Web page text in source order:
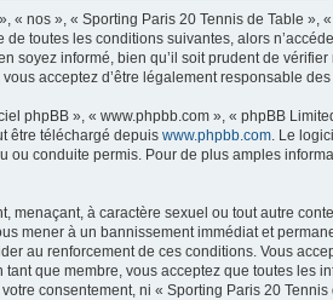
nos », « Sporting Paris 20 Tennis de Table »,
toutes les conditions suivantes, alors
soyez informé, bien qu’il soit prudent de
acceptez d’être légalement responsable
phpBB », « www.phpbb.com », « phpBB
être téléchargé depuis www.phpbb.com. Le
ou conduite permis. Pour de plus amples
à caractère sexuel ou tout autre
mener à un bannissement immédiat et
au renforcement de ces conditions. Vous
que membre, vous acceptez que toutes les
consentement, ni « Sporting Paris 20